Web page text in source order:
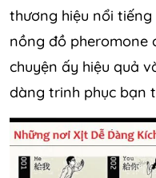
thương hiệu nổi
nồng đồ pheromone
chuyện ấy hiệu quả
dàng trinh phục bạn